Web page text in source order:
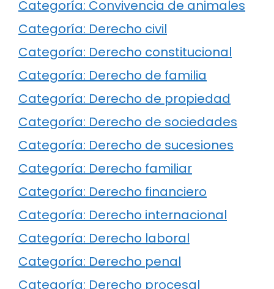
Categoría: Convivencia de animales
Categoría: Derecho civil
Categoría: Derecho constitucional
Categoría: Derecho de familia
Categoría: Derecho de propiedad
Categoría: Derecho de sociedades
Categoría: Derecho de sucesiones
Categoría: Derecho familiar
Categoría: Derecho financiero
Categoría: Derecho internacional
Categoría: Derecho laboral
Categoría: Derecho penal
Categoría: Derecho procesal